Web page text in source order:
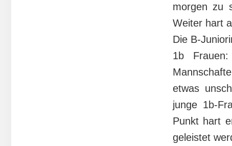
morgen zu
Weiter hart
Die B-
1b
etwas
junge 1b-
Punkt hart
geleistet